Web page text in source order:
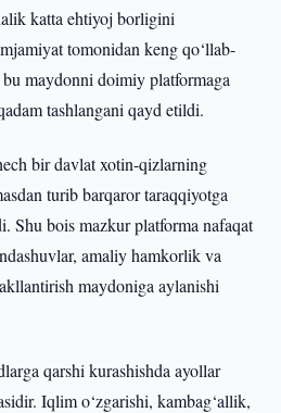
katta ehtiyoj borligini
tomonidan keng qo‘llab-
maydonni doimiy platformaga
tashlangani qayd etildi.
bir davlat xotin-qizlarning
turib barqaror taraqqiyotga
Shu bois mazkur platforma nafaqat
amaliy hamkorlik va
maydoniga aylanishi
qarshi kurashishda ayollar
Iqlim o‘zgarishi, kambag‘allik,